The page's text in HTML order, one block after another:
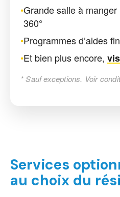
•Grande salle à
360°
•Programmes d’aides
•Et bien plus encore,
* Sauf exceptions. Voir
Services
au choix du